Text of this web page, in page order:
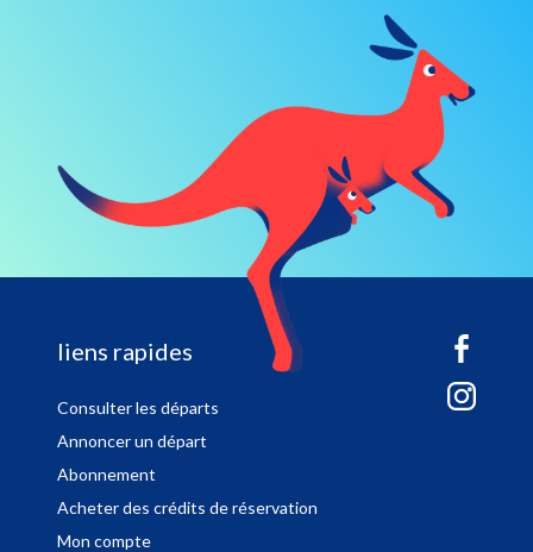
sitemap
liens rapides
Consulter les départs
Annoncer un départ
Abonnement
Acheter des crédits de réservation
Mon compte